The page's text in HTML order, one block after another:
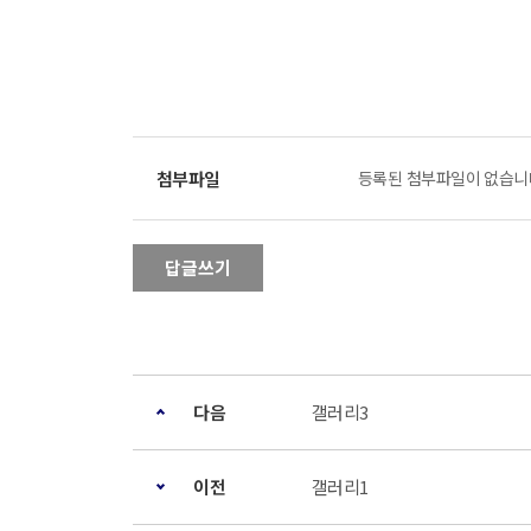
등록된 첨부파일이 없습
답글쓰기
다음 갤러리3
이전 갤러리1